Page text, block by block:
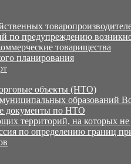
по предупреждению
товарищества
планирования
объекты (НТО)
образований
документы по НТО
территорий, на которых не
по определению границ